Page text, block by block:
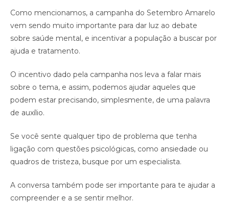
Como mencionamos, a campanha do Setembro Amarelo
vem sendo muito importante para dar luz ao debate
sobre saúde mental, e incentivar a população a buscar por
ajuda e tratamento.
O incentivo dado pela campanha nos leva a falar mais
sobre o tema, e assim, podemos ajudar aqueles que
podem estar precisando, simplesmente, de uma palavra
de auxílio.
Se você sente qualquer tipo de problema que tenha
ligação com questões psicológicas, como ansiedade ou
quadros de tristeza, busque por um especialista.
A conversa também pode ser importante para te ajudar a
compreender e a se sentir melhor.